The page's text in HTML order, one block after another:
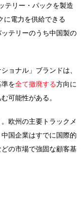
テリー・パックを製造
に電力を供給できる
ッテリーのうち中国製の
ョナル」ブランドは、
準を全て撤廃する方向に
可能性がある。
欧州の主要トラックメ
国企業はすでに国際的
の市場で強固な顧客基